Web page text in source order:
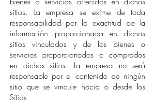
sitios. La empresa se exime de toda
responsabilidad por la exactitud de la
información proporcionada en dichos
sitios vinculados y de los bienes o
servicios proporcionados o comprados
en dichos sitios. La empresa no será
responsable por el contenido de ningún
sitio que se vincule hacia o desde los
Sitios.